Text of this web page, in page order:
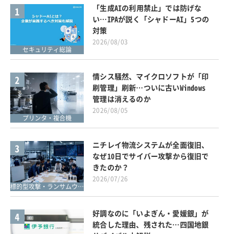
1
セキュリティ総論
「生成AIの利用禁止」では防げな
い…IPAが説く「シャドーAI」5つの
対策
2026/08/03
2
プリンタ・複合機
情シス騒然、マイクロソフトが「印
刷管理」刷新…ついに古いWindows
管理は消えるのか
2026/08/05
3
標的型攻撃・ランサムウェア対策
ニチレイ物流システムが全面復旧、
なぜ10日でサイバー攻撃から復旧で
きたのか？
2026/07/26
4
好調なのに「いよぎん・愛媛銀」が
統合した理由、残された…四国地銀